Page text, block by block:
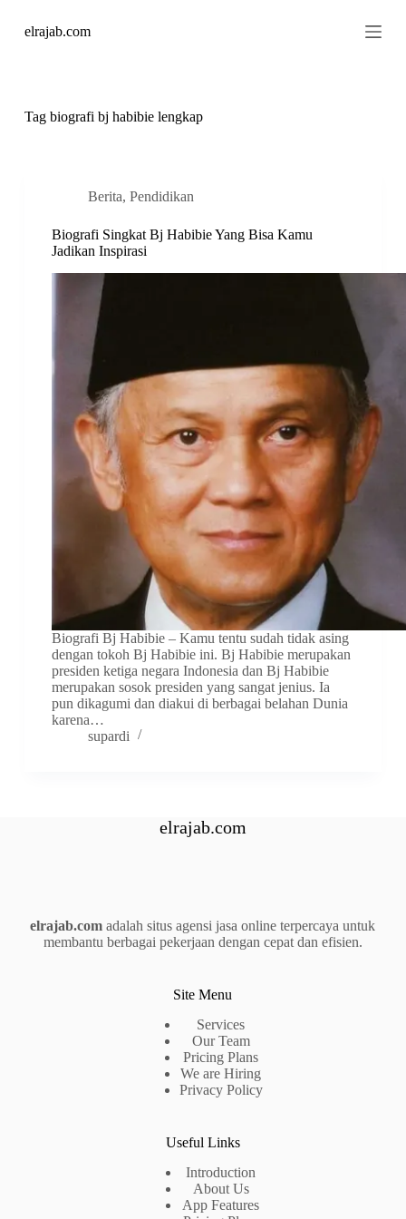
kelrajab.com
Tagbiografi bj habibie lengkap
Berita, Pendidikan
Biografi Singkat Bj Habibie Yang Bisa Kamu
Jadikan Inspirasi
Biografi Bj Habibie – Kamu tentu sudah tidak asing
dengan tokoh Bj Habibie ini. Bj Habibie merupakan
presiden ketiga negara Indonesia dan Bj Habibie
merupakan sosok presiden yang sangat jenius. Ia
pun dikagumi dan diakui di berbagai belahan Dunia
karena…
supardi
elrajab.com
elrajab.com adalah situs agensi jasa online terpercaya untuk
membantu berbagai pekerjaan dengan cepat dan efisien.
Site Menu
Services
Our Team
Pricing Plans
We are Hiring
Privacy Policy
Useful Links
Introduction
About Us
App Features